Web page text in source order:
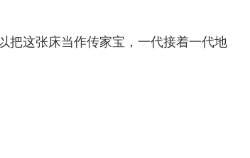
这张床当作传家宝，一代接着一代地